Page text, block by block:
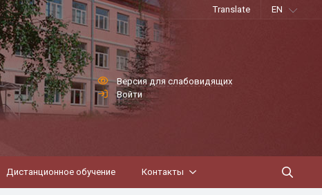
Translate EN
Версия для слабовидящих
Войти
Дистанционное обучение Контакты